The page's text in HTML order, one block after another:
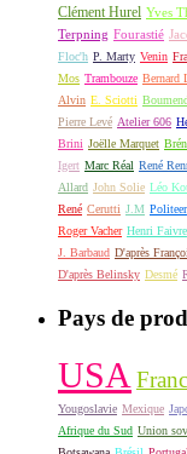
Clément Hurel Yves
Terpning Fourastié
Floc'h P. Marty Venin
Mos Trambouze Bernard
Alvin E. Sciotti
Pierre Levé Atelier 606
Brini Joëlle Marquet
Igert Marc Réal René
Allard John Solie Léo
René Cerutti J.M Politeer
Roger Vacher Henri Faivre
J. Barbaud D'après
D'après Belinsky Desmé
Pays de
USA
Yougoslavie Mexique
Afrique du Sud Union